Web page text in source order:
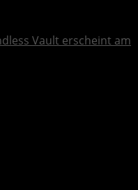
Vault erscheint am